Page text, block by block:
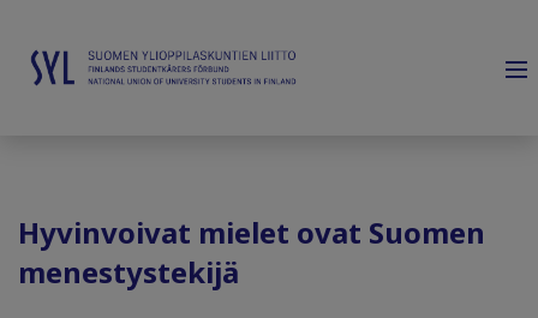
Hyvinvoivat mielet ovat Suomen
menestystekijä